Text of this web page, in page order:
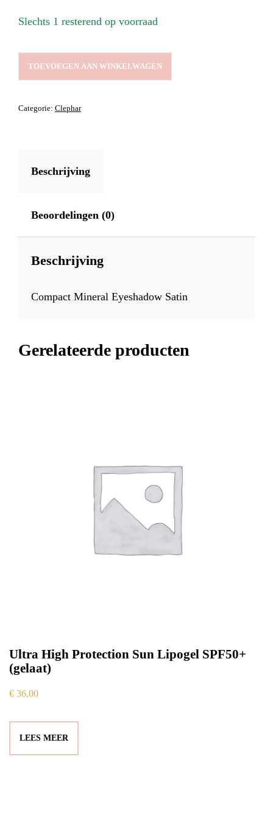
Slechts 1 resterend op voorraad
MINERAL
EYESHADOW
AANTAL
TOEVOEGEN AAN WINKELWAGEN
Categorie: Clephar
Beschrijving
Beoordelingen (0)
Beschrijving
Compact Mineral Eyeshadow Satin
Gerelateerde producten
Ultra High Protection Sun Lipogel SPF50+
(gelaat)
€ 36,00
LEES MEER